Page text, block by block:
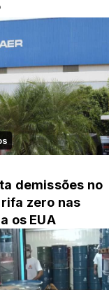
demissões no
zero nas
os EUA